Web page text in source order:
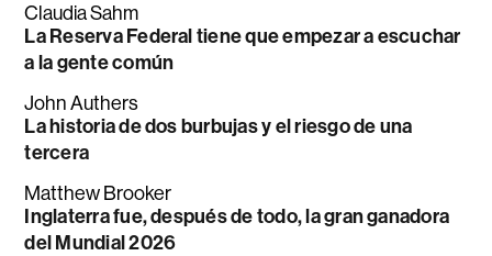
Claudia Sahm
La Reserva Federal tiene que empezar a escuchar
a la gente común
John Authers
La historia de dos burbujas y el riesgo de una
tercera
Matthew Brooker
Inglaterra fue, después de todo, la gran ganadora
del Mundial 2026